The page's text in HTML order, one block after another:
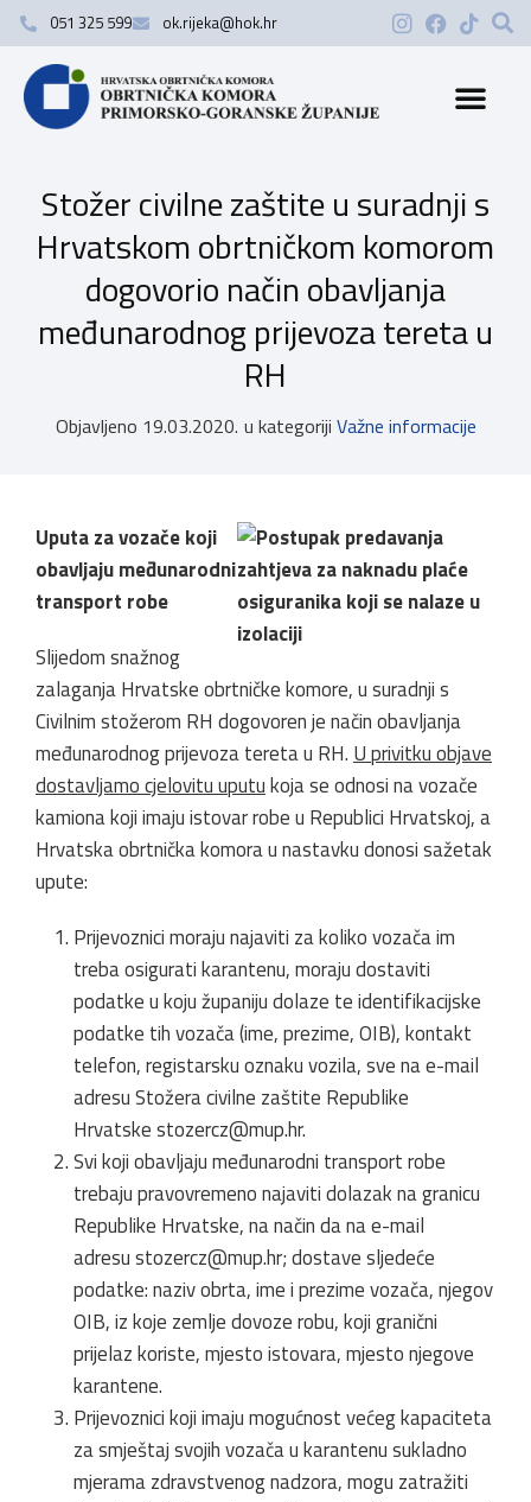
051 325 599 ok.rijeka@hok.hr
Stožer civilne zaštite u suradnji s
Hrvatskom obrtničkom komorom
dogovorio način obavljanja
međunarodnog prijevoza tereta u
RH
Objavljeno 19.03.2020. u kategoriji Važne informacije
Uputa za vozače koji
obavljaju međunarodni
transport robe
Slijedom snažnog
zalaganja Hrvatske obrtničke komore, u suradnji s
Civilnim stožerom RH dogovoren je način obavljanja
međunarodnog prijevoza tereta u RH.U privitku objave
dostavljamo cjelovitu uputukoja se odnosi na vozače
kamiona koji imaju istovar robe u Republici Hrvatskoj, a
Hrvatska obrtnička komora u nastavku donosi sažetak
upute:
Prijevoznici moraju najaviti za koliko vozača im
treba osigurati karantenu, moraju dostaviti
podatke u koju županiju dolaze te identifikacijske
podatke tih vozača (ime, prezime, OIB), kontakt
telefon, registarsku oznaku vozila, sve na e-mail
adresu Stožera civilne zaštite Republike
Hrvatskestozercz@mup.hr.
Svi koji obavljaju međunarodni transport robe
trebaju pravovremeno najaviti dolazak na granicu
Republike Hrvatske, na način da na e-mail
adresustozercz@mup.hr; dostave sljedeće
podatke: naziv obrta, ime i prezime vozača, njegov
OIB, iz koje zemlje dovoze robu, koji granični
prijelaz koriste, mjesto istovara, mjesto njegove
karantene.
Prijevoznici koji imaju mogućnost većeg kapaciteta
za smještaj svojih vozača u karantenu sukladno
mjerama zdravstvenog nadzora, mogu zatražiti